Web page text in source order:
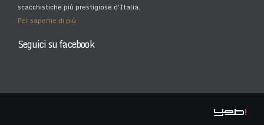
scacchistiche più prestigiose d'Italia.
Per saperne di più
Seguici su facebook